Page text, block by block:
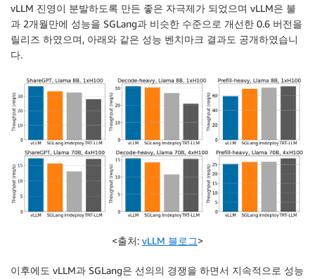
vLLM 진영이 분발하도록 만든 좋은 자극제가 되었으며 vLLM은 불
과 2개월만에 성능을 SGLang과 비슷한 수준으로 개선한 0.6 버전을
릴리즈 하였으며, 아래와 같은 성능 벤치마크 결과도 공개하였습니
다.
<출처: vLLM 블로그>
이후에도 vLLM과 SGLang은 선의의 경쟁을 하면서 지속적으로 성능